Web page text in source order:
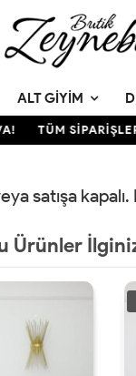
ALT GIYIM
TÜM
satışa
Ürünler